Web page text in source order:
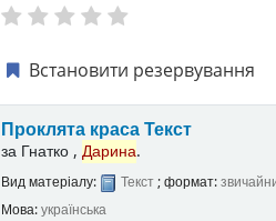
Встановити резервування
Проклята красаТекст
за Гнатко , Дарина.
Вид матеріалу: Текст; формат:
Мова:українська